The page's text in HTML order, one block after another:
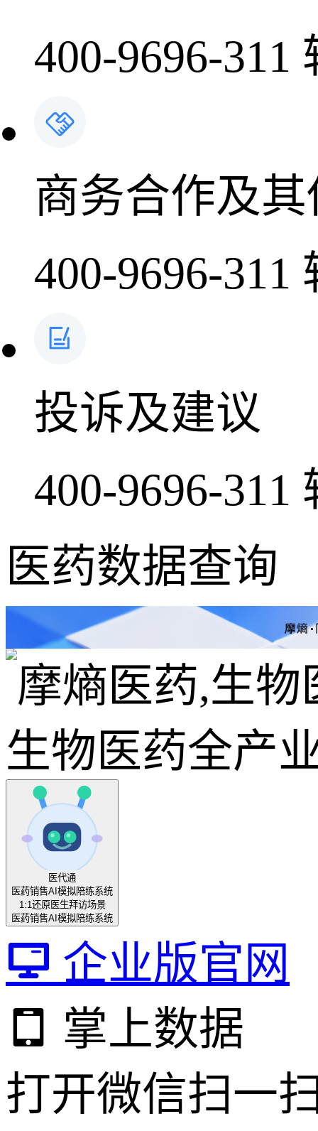
400-9696-311
商务合作及
400-9696-311
投诉及建议
400-9696-311
医药数据查询
生物医药全产
医代通
医药销售AI模拟陪练系统
1:1还原医生拜访场景
医药销售AI模拟陪练系统
企业版官网
掌上数据
打开微信扫一